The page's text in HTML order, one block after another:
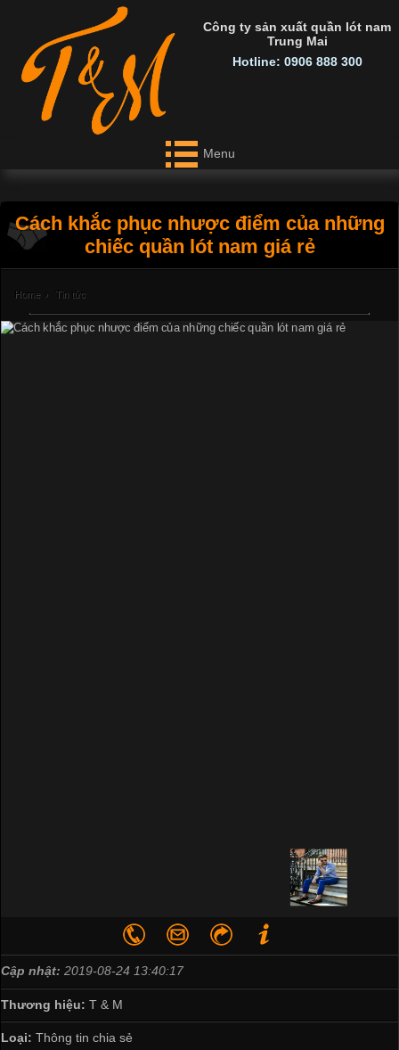
Công ty sản xuất quần lót nam
Trung Mai
Hotline: 0906 888 300
Menu
Cách khắc phục nhược điểm của những
chiếc quần lót nam giá rẻ
Home › Tin tức
Cập nhật: 2019-08-24 13:40:17
Thương hiệu: T & M
Loại: Thông tin chia sẻ